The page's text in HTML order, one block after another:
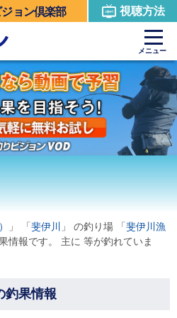
ョン倶楽部 視聴方法
メニュー
」 「 斐伊川 」 の釣り場 「 斐伊川漁
情報です。 主に 等が釣れていま
釣果情報